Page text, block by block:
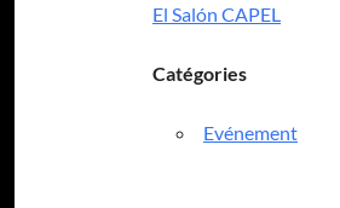
El Salón CAPEL
Catégories
Evénement